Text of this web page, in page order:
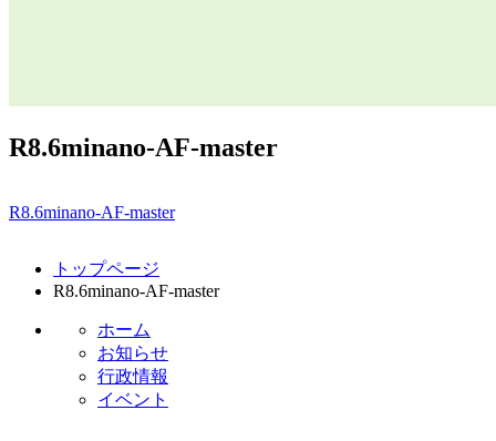
R8.6minano-AF-master
R8.6minano-AF-master
トップページ
R8.6minano-AF-master
ホーム
お知らせ
行政情報
イベント